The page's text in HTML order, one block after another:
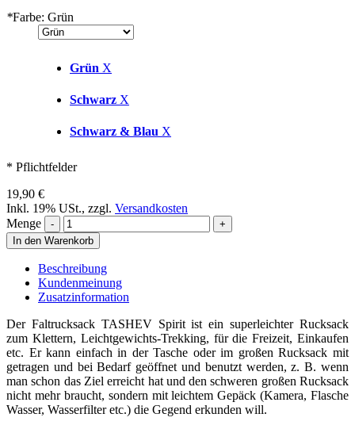
*Farbe: Grün
Grün X
Schwarz X
Schwarz & Blau X
* Pflichtfelder
19,90 €
Inkl. 19% USt., zzgl. Versandkosten
Menge
In den Warenkorb
Beschreibung
Kundenmeinung
Zusatzinformation
Der Faltrucksack TASHEV Spirit ist ein superleichter Rucksack
zum Klettern, Leichtgewichts-Trekking, für die Freizeit, Einkaufen
etc. Er kann einfach in der Tasche oder im großen Rucksack mit
getragen und bei Bedarf geöffnet und benutzt werden, z. B. wenn
man schon das Ziel erreicht hat und den schweren großen Rucksack
nicht mehr braucht, sondern mit leichtem Gepäck (Kamera, Flasche
Wasser, Wasserfilter etc.) die Gegend erkunden will.